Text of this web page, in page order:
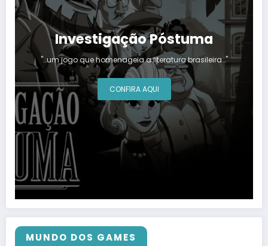
Investigação Póstuma
"…um jogo que homenageia a literatura brasileira…"
CONFIRA AQUI
MUNDO DOS GAMES